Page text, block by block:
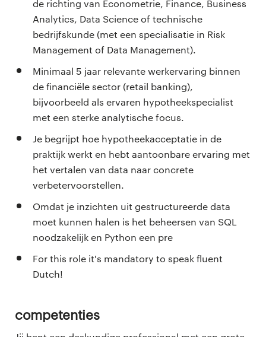
de richting van Econometrie, Finance, Business
Analytics, Data Science of technische
bedrijfskunde (met een specialisatie in Risk
Management of Data Management).
Minimaal 5 jaar relevante werkervaring binnen
de financiële sector (retail banking),
bijvoorbeeld als ervaren hypotheekspecialist
met een sterke analytische focus.
Je begrijpt hoe hypotheekacceptatie in de
praktijk werkt en hebt aantoonbare ervaring met
het vertalen van data naar concrete
verbetervoorstellen.
Omdat je inzichten uit gestructureerde data
moet kunnen halen is het beheersen van SQL
noodzakelijk en Python een pre
For this role it's mandatory to speak fluent
Dutch!
Competenties